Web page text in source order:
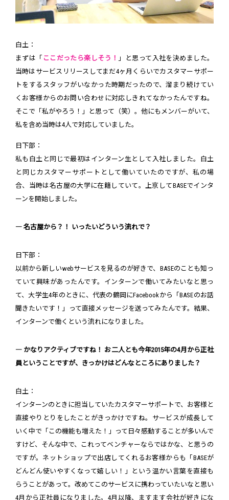
白土：
まずは「 ここだったら楽しそう！ 」と思って入社を決めました。
当時はサービスリリースしてまだ4ヶ月くらいでカスタマーサポー
トをするスタッフがいなかった時期だったので、溜まり続けてい
くお客様からのお問い合わせに対応しきれてなかったんですね。
そこで「私がやろう！」と思って（笑）。他にもメンバーがいて、
私を含め当時は4人で対応していました。
日下部：
私も白土と同じで最初はインターン生として入社しました。白土
と同じカスタマーサポートとして働いていたのですが、私の場
合、当時は名古屋の大学に在籍していて。上京してBASEでインタ
ーンを開始しました。
― 名古屋から？！ いったいどういう流れで？
日下部：
以前から新しいwebサービスを見るのが好きで、BASEのことも知っ
ていて興味があったんです。インターンで働いてみたいなと思っ
て、大学生4年のときに、代表の鶴岡にFacebookから「BASEのお話
聞きたいです！」って直接メッセージを送ってみたんです。結果、
インターンで働くという流れになりました。
― かなりアクティブですね！ お二人とも今年2015年の4月から正社
員ということですが、きっかけはどんなところにありました？
白土：
インターンのときに担当していたカスタマーサポートで、お客様と
直接やりとりをしたことがきっかけですね。サービスが成長して
いく中で「この機能も増えた！」って日々感動することが多いんで
すけど、そんな中で、これってベンチャーならではかな、と思うの
ですが。ネットショップで出店してくれるお客様からも「BASEが
どんどん使いやすくなって嬉しい！」という温かい言葉を直接も
らうことがあって。改めてこのサービスに携わっていたいなと思い
4月から正社員になりました。4月以降、ますます会社が好きにな